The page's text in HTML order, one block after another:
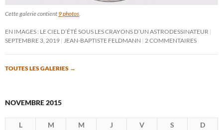
Cette galerie contient 9 photos.
EN IMAGES : LE CIEL D’ÉTÉ SOUS LES CRAYONS D’UN ASTRODESSINATEUR
SEPTEMBRE 3, 2019 JEAN-BAPTISTE FELDMANN 2 COMMENTAIRES
TOUTES LES GALERIES →
NOVEMBRE 2015
L M M J V S
D